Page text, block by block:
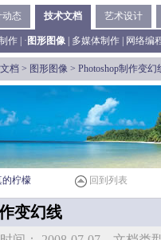
动态 技术文档 艺术设计
作 | · 图形图像 多媒体制作 网络编
档 > 图形图像 > Photoshop制作变幻
的柠檬 回到列表
变幻线